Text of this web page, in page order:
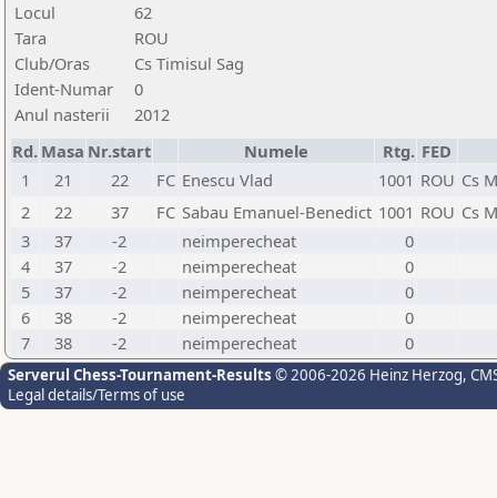
Locul
62
Tara
ROU
Club/Oras
Cs Timisul Sag
Ident-Numar
0
Anul nasterii
2012
Rd. Masa Nr.start Numele Rtg. FED
1
21 22 FC Enescu Vlad 1001 ROU Cs
2
22 37 FC Sabau Emanuel-Benedict 1001 ROU Cs
3
37 -2 neimperecheat
0
4
37 -2 neimperecheat
0
5
37 -2 neimperecheat
0
6
38 -2 neimperecheat
0
7
38 -2 neimperecheat 0
Serverul Chess-Tournament-Results © 2006-2026 Heinz Herzog,
Legal details/Terms of use